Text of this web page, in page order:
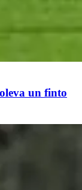
un finto